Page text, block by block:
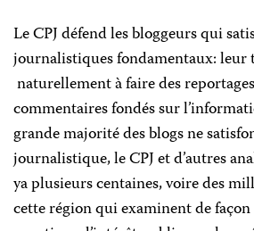
Le CPJ défend les bloggeurs qui
journalistiques fondamentaux: leur
naturellement à faire des
commentaires fondés sur
grande majorité des blogs ne
journalistique, le CPJ et d’autres
ya plusieurs centaines, voire des
cette région qui examinent de